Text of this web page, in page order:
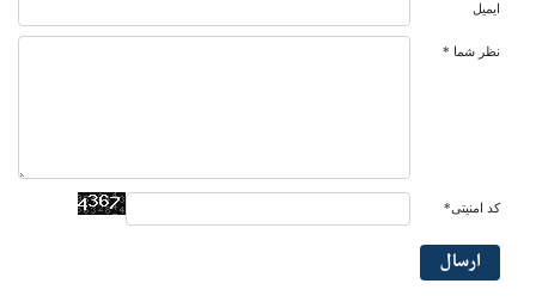
ایمیل
نظر شما *
کد امنیتی*
ارسال